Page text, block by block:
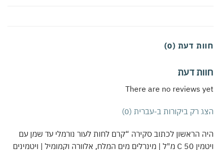
חוות דעת (0)
חוות דעת
There are no reviews yet
הצג רק ביקורות ב-עברית (0)
היה הראשון לכתוב סקירה “קרם לחות לעור נורמלי עד שמן עם
ויטמין C 50 מ"ל | מינרלים מים המלח, אלוורה וקמומיל | ויטמינים